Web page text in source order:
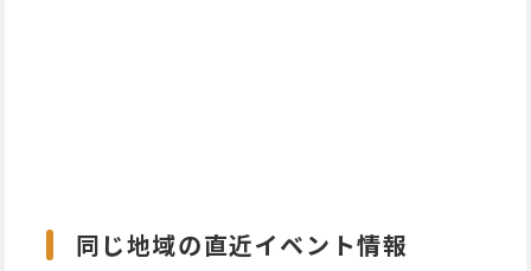
同じ地域の直近イベント情報